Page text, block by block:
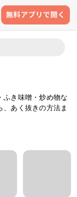
ふき味噌・炒め物な
あく抜きの方法ま